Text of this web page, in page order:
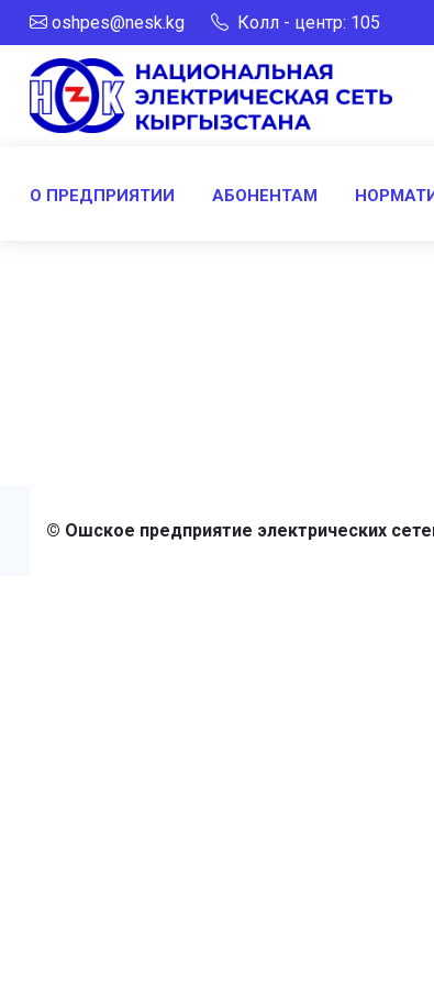
oshpes@nesk.kg Колл - центр: 105
О ПРЕДПРИЯТИИ АБОНЕНТАМ
© Ошское предприятие электрических